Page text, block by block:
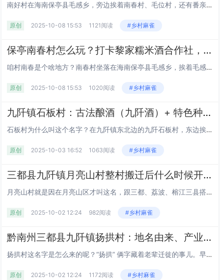
南好村在海南保亭县毛感乡，旁边挨着南春村、毛位村，还有番亲、赛龙村这几个地方，村委会到乡政府差不多 9 公里路。全村有...
原创 2025-10-08 15:53 1121阅读 #乡村麻雀
保亭南春村怎么玩？打卡黎家糯米酒合作社，近仙龙洞 / 槟榔谷还能吃保亭特产丨住民宿、吃长桌宴丨海南
咱村南春是个啥地方？南春村坐落在海南保亭县毛感乡，挨着毛感村、南好村，周边有番奋、番慢这些村落，青前岭就在附近。这里天蓝...
原创 2025-10-08 15:53 1020阅读 #乡村麻雀
九阡镇石板村：古法酿酒（九阡酒）+ 特色种植，水族村寨的经济与民生现状丨红色旅游丨三都县丨黔南丨贵州
石板村为什么叫这个名字？在九阡镇东北边的九阡石板村，东边挨着本镇的甲才村，南边跟荔波县佳荣镇搭界，西边连姑偿村，北边靠母...
原创 2025-10-03 16:52 1063阅读 #乡村麻雀
三都县九阡镇月亮山村整村搬迁后什么时候开始叫 “月亮山村”？鸡煮菜稀饭是当地家常味吗？丨九阡酒和九阡李的产量及销量如何？丨黔南丨贵州
月亮山村就是因在月亮山区才叫这名，跟三都、荔波、榕江三县搭界，村委会在板甲小学，管着板甲、甲才等 16 个寨子，563...
原创 2025-10-02 12:24 982阅读 #乡村麻雀
黔南州三都县九阡镇扬拱村：地名由来、产业民生及旅游特产全解析丨大角辣种植丨贵州
扬拱村这名字是怎么来的呢？“扬拱” 俩字藏着老辈迁徙的事儿。早先有杨姓人家从原塘州阳乐搬过来，“拱” 用当地的话翻译就是...
原创 2025-10-02 12:24 1172阅读 #乡村麻雀